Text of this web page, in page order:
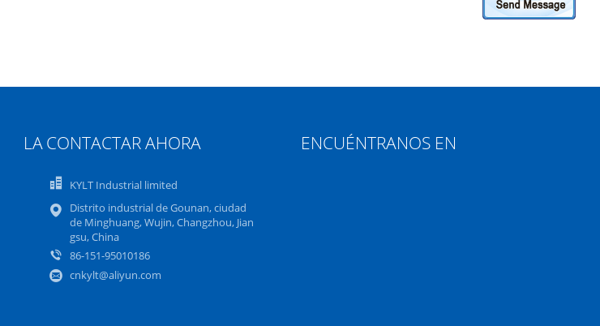
LACONTACTAR AHORA
KYLT Industrial limited
Distrito industrial de Gounan, ciudad
de Minghuang, Wujin, Changzhou, Jian
gsu, China
86-151-95010186
cnkylt@aliyun.com
ENCUÉNTRANOS EN